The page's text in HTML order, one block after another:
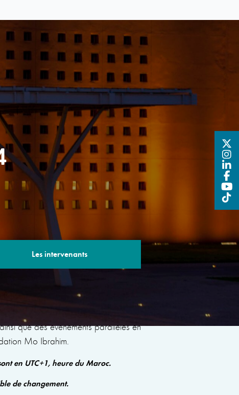
Les intervenants
des sessions avec des experts renommés qui
que des événements parallèles en
Mo Ibrahim.
en UTC+1, heure du Maroc.
de changement.